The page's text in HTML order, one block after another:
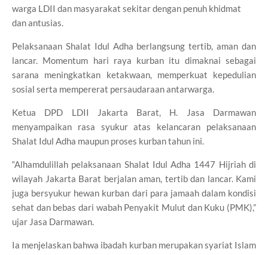
warga LDII dan masyarakat sekitar dengan penuh khidmat
dan antusias.
Pelaksanaan Shalat Idul Adha berlangsung tertib, aman dan
lancar. Momentum hari raya kurban itu dimaknai sebagai
sarana meningkatkan ketakwaan, memperkuat kepedulian
sosial serta mempererat persaudaraan antarwarga.
Ketua DPD LDII Jakarta Barat, H. Jasa Darmawan
menyampaikan rasa syukur atas kelancaran pelaksanaan
Shalat Idul Adha maupun proses kurban tahun ini.
“Alhamdulillah pelaksanaan Shalat Idul Adha 1447 Hijriah di
wilayah Jakarta Barat berjalan aman, tertib dan lancar. Kami
juga bersyukur hewan kurban dari para jamaah dalam kondisi
sehat dan bebas dari wabah Penyakit Mulut dan Kuku (PMK),”
ujar Jasa Darmawan.
Ia menjelaskan bahwa ibadah kurban merupakan syariat Islam